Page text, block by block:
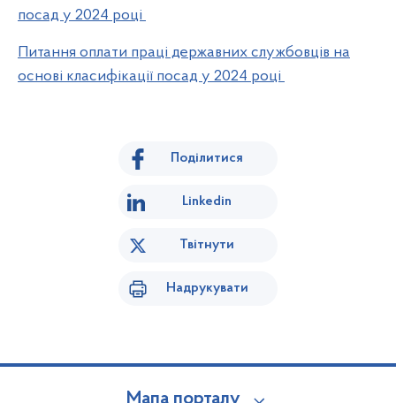
посад у 2024 році
Питання оплати праці державних службовців на
основі класифікації посад у 2024 році
Поділитися
Linkedin
Твітнути
Надрукувати